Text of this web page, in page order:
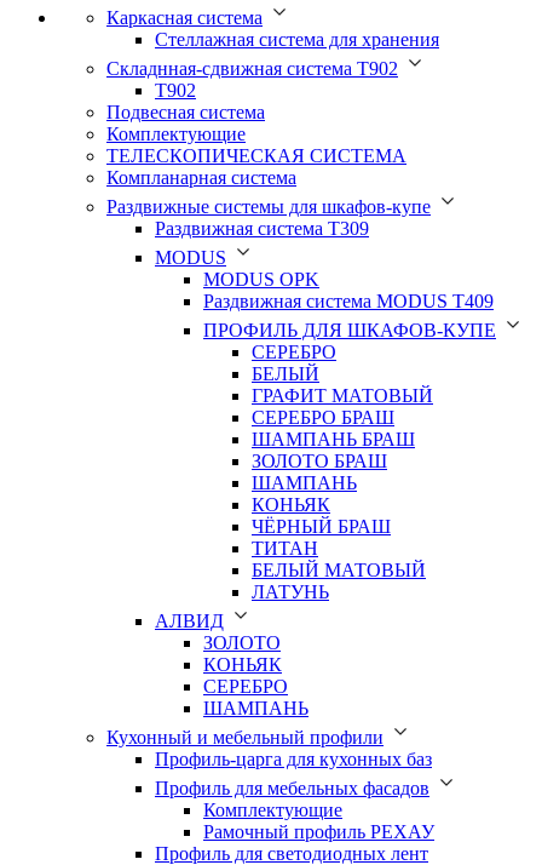
Каркасная система
Стеллажная система для хранения
Складнная-сдвижная система Т902
T902
Подвесная система
Комплектующие
ТЕЛЕСКОПИЧЕСКАЯ СИСТЕМА
Компланарная система
Раздвижные системы для шкафов-купе
Раздвижная система Т309
MODUS
MODUS OPK
Раздвижная система MODUS T409
ПРОФИЛЬ ДЛЯ ШКАФОВ-КУПЕ
СЕРЕБРО
БЕЛЫЙ
ГРАФИТ МАТОВЫЙ
СЕРЕБРО БРАШ
ШАМПАНЬ БРАШ
ЗОЛОТО БРАШ
ШАМПАНЬ
КОНЬЯК
ЧЁРНЫЙ БРАШ
ТИТАН
БЕЛЫЙ МАТОВЫЙ
ЛАТУНЬ
АЛВИД
ЗОЛОТО
КОНЬЯК
СЕРЕБРО
ШАМПАНЬ
Кухонный и мебельный профили
Профиль-царга для кухонных баз
Профиль для мебельных фасадов
Комплектующие
Рамочный профиль РЕХАУ
Профиль для светодиодных лент